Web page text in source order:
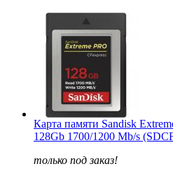
Карта памяти Sandisk
128Gb 1700/1200 Mb/s
только под заказ!